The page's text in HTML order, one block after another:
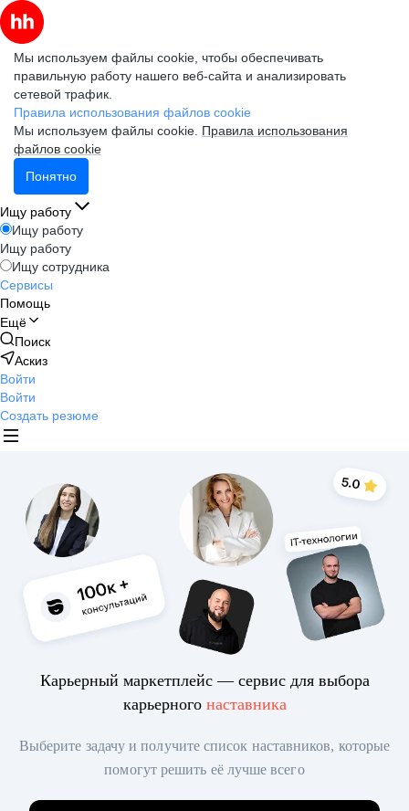
Мы используем файлы cookie, чтобы обеспечивать
правильную работу нашего веб-сайта и анализировать
сетевой трафик.
Правила использования файлов cookie
Мы используем файлы cookie. Правила использования
файлов cookie
Понятно
Ищу работу
Ищу работу
Ищу работу
Ищу сотрудника
Сервисы
Помощь
Ещё
Поиск
Аскиз
Войти
Войти
Создать резюме
Карьерный маркетплейс — сервис для выбора
карьерного наставника
Выберите задачу и получите список наставников, которые
помогут решить её лучше всего